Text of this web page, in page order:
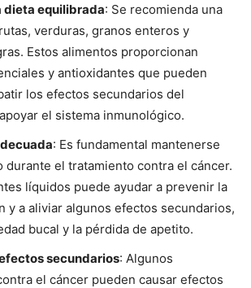
dieta equilibrada: Se recomienda una
verduras, granos enteros y
Estos alimentos proporcionan
y antioxidantes que pueden
los efectos secundarios del
el sistema inmunológico.
: Es fundamental mantenerse
durante el tratamiento contra el cáncer.
líquidos puede ayudar a prevenir la
y a aliviar algunos efectos secundarios,
bucal y la pérdida de apetito.
secundarios: Algunos
el cáncer pueden causar efectos